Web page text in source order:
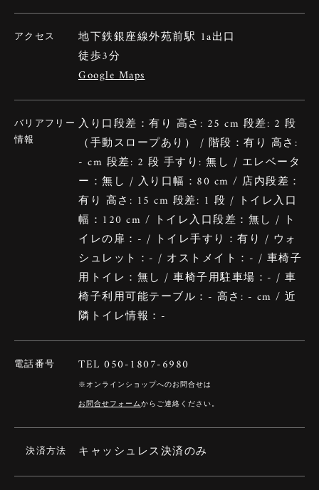
アクセス
地下鉄銀座線外苑前駅 1a出口
徒歩3分
Google Maps
バリアフリー
情報
入り口段差：有り 高さ: 25 cm 段差: 2 段
（手動スロープあり） / 階段：有り 高さ:
- cm 段差: 2 段 手すり: 無し / エレベータ
ー：無し / 入り口幅：80 cm / 店内段差：
有り 高さ: 15 cm 段差: 1 段 / トイレ入口
幅：120 cm / トイレ入口段差：無し / ト
イレの扉：- / トイレ手すり：有り / ウォ
シュレット：- / オストメイト：- / 車椅子
用トイレ：無し / 車椅子用駐車場：- / 車
椅子利用可能テーブル：- 高さ: - cm / 近
隣トイレ情報：-
電話番号 TEL 050-1807-6980
※オンラインショップへのお問合せは
お問合せフォームからご連絡ください。
決済方法 キャッシュレス決済のみ